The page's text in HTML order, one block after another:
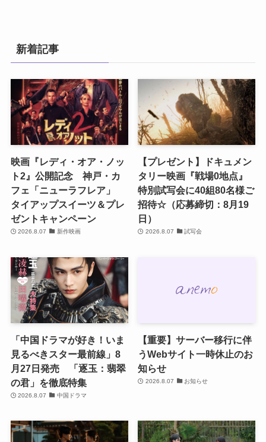
新着記事
映画『レディ・オア・ノッ
ト2』公開記念 神戸・カ
フェ「ニューラフレア」
タイアップスイーツ＆プレ
ゼントキャンペーン
2026.8.07 新作映画
【プレゼント】ドキュメン
タリー映画『戦場0地点』
特別試写会に40組80名様ご
招待☆（応募締切：8月19
日）
2026.8.07 試写会
「中国ドラマが好き！いま
見るべきスター最前線」8
月27日発売 「逐玉：翡翠
の君」を徹底特集
2026.8.07 中国ドラマ
【重要】サーバー移行に伴
うWebサイト一時休止のお
知らせ
2026.8.07 お知らせ